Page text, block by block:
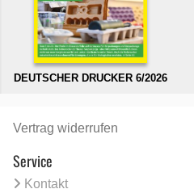
DEUTSCHER DRUCKER 6/2026
Vertrag widerrufen
Service
Kontakt